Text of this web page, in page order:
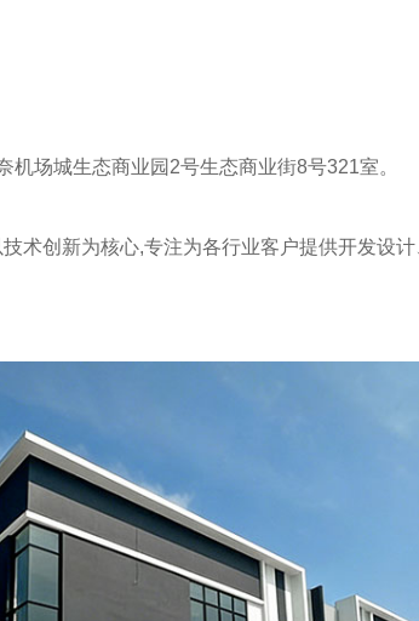
场城生态商业园2号生态商业街8号321室。
术创新为核心,专注为各行业客户提供开发设